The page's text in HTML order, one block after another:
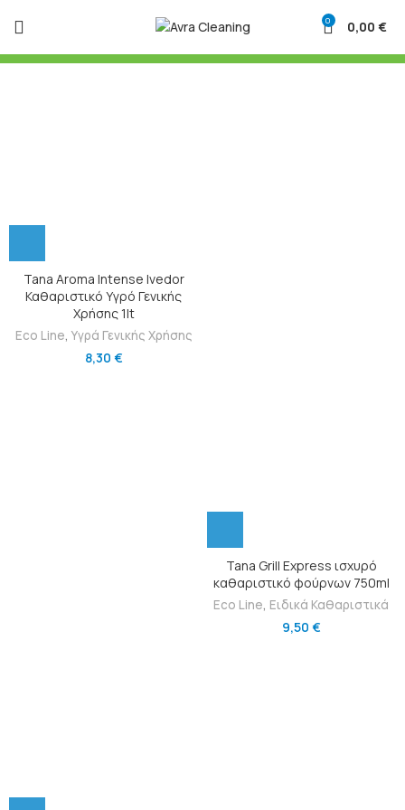
0 0,00 €
Tana Aroma Intense Ivedor
Καθαριστικό Υγρό Γενικής
Χρήσης 1lt
Eco Line, Υγρά Γενικής Χρήσης
8,30 €
Tana Grill Express ισχυρό
καθαριστικό φούρνων 750ml
Eco Line, Ειδικά Καθαριστικά
9,50 €